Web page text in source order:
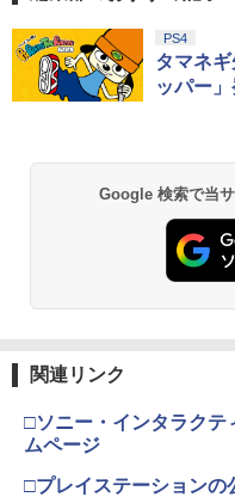
PS4
タマネ
ッパー
Google 検索で当
関連リンク
□ソニー・インタラクテ
ムページ
□プレイステーションの